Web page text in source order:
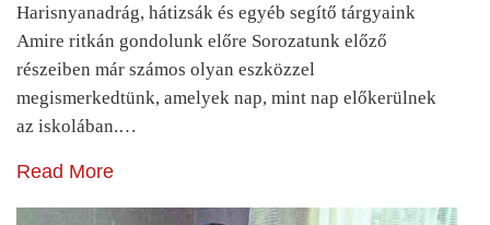
Harisnyanadrág, hátizsák és egyéb segítő tárgyaink
Amire ritkán gondolunk előre Sorozatunk előző
részeiben már számos olyan eszközzel
megismerkedtünk, amelyek nap, mint nap előkerülnek
az iskolában.…
Read More